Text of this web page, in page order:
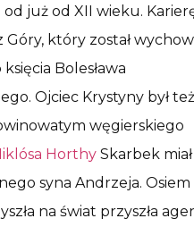
od już od XII wieku.
Góry, który został
Bolesława
Ojciec Krystyny był też
węgierskiego
Horthy Skarbek miał
syna Andrzeja. Osiem
na świat przyszła